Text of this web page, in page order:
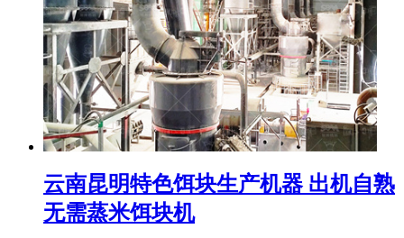
云南昆明特色饵块生产机器 出机自熟
无需蒸米饵块机